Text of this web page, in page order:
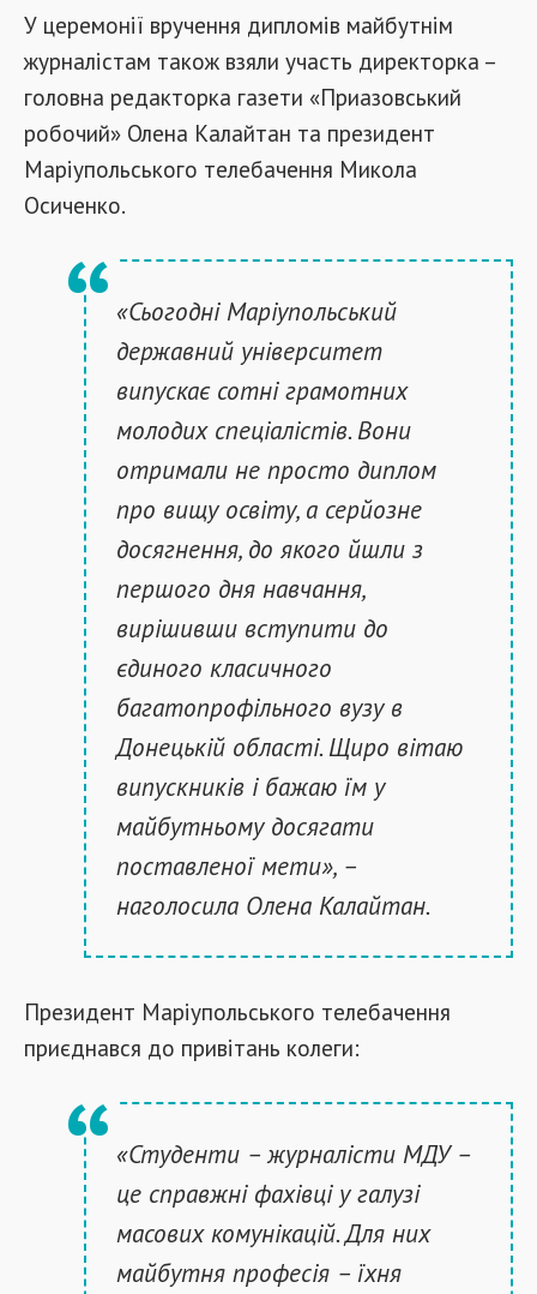
У церемонії вручення дипломів майбутнім
журналістам також взяли участь директорка –
головна редакторка газети «Приазовський
робочий» Олена Калайтан та президент
Маріупольського телебачення Микола
Осиченко.
«Сьогодні Маріупольський
державний університет
випускає сотні грамотних
молодих спеціалістів. Вони
отримали не просто диплом
про вищу освіту, а серйозне
досягнення, до якого йшли з
першого дня навчання,
вирішивши вступити до
єдиного класичного
багатопрофільного вузу в
Донецькій області. Щиро вітаю
випускників і бажаю їм у
майбутньому досягати
поставленої мети», –
наголосила Олена Калайтан.
Президент Маріупольського телебачення
приєднався до привітань колеги:
«Студенти – журналісти МДУ –
це справжні фахівці у галузі
масових комунікацій. Для них
майбутня професія – їхня